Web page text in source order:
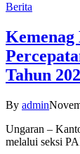
Berita
Kemenag
Tahun
By admin
Ungaran –
melalui seksi